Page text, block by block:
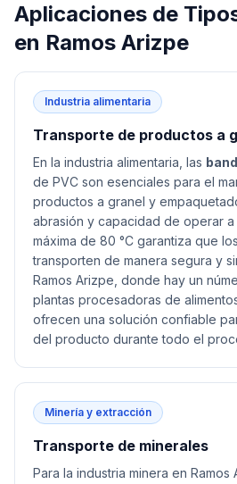
Aplicaciones de
en Ramos Arizpe
Industria alimentaria
Transporte de productos a
En la industria alimentaria, las
de PVC son esenciales para el
productos a granel y
abrasión y capacidad de operar a
máxima de 80 °C garantiza que
transporten de manera segura y
Ramos Arizpe, donde hay un
plantas procesadoras de
ofrecen una solución confiable
del producto durante todo el
Minería y extracción
Transporte de minerales
Para la industria minera en Ramos